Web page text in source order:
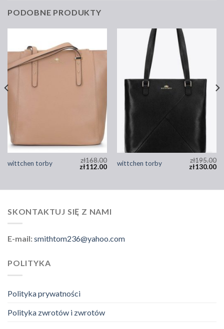
PODOBNE PRODUKTY
wittchen torby zł168.00
zł112.00 wittchen torby zł195.00
zł130.00
SKONTAKTUJ SIĘ Z NAMI
E-mail:smithtom236@yahoo.com
POLITYKA
Polityka prywatności
Polityka zwrotów i zwrotów